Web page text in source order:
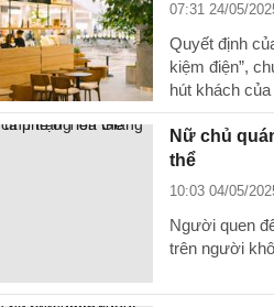
07:31 24/05/
Quyết định
kiệm điện”,
hút khách
Nữ chủ
thể
10:03 04/05/
Người quen
trên người